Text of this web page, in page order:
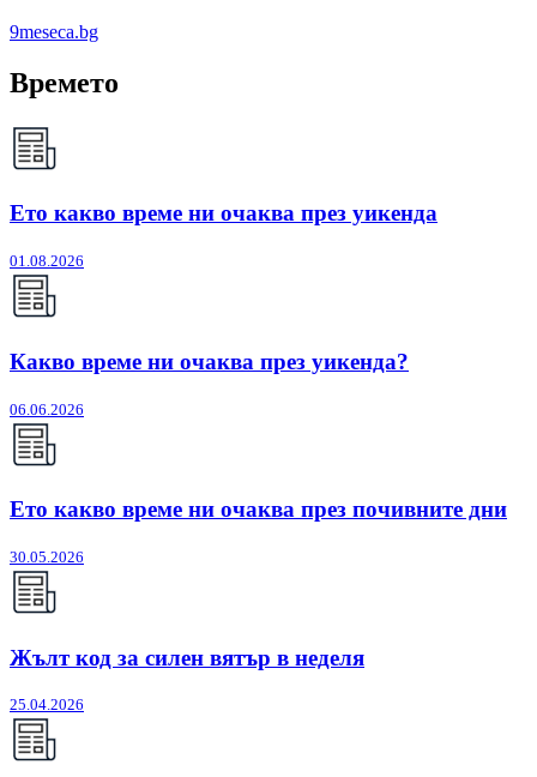
9meseca.bg
Времето
Ето какво време ни очаква през уикенда
01.08.2026
Какво време ни очаква през уикенда?
06.06.2026
Ето какво време ни очаква през почивните дни
30.05.2026
Жълт код за силен вятър в неделя
25.04.2026